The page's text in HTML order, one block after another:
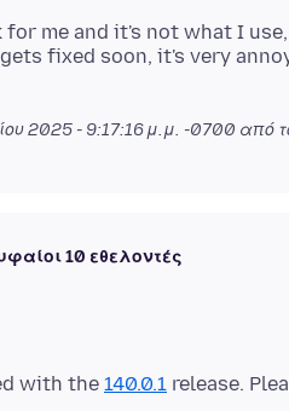
me and it's not what I
fixed soon, it's very
2025 - 9:17:16 μ.μ. -0700 από
10 εθελοντές
with the 140.0.1 release.